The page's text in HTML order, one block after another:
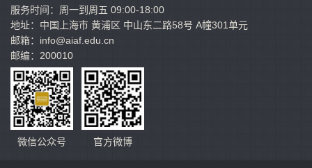
服务时间：周一到周五 09:00-18:00
地址：中国上海市 黄浦区 中山东二路58号 A幢301单元
邮箱：info@aiaf.edu.cn
邮编：200010
微信公众号 官方微博